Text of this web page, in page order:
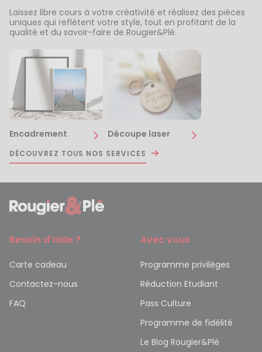
Laissez libre cours à votre créativité et réalisez des pièces
uniques qui reflètent votre style, tout en profitant de la
qualité et du savoir-faire de Rougier&Plé.
Encadrement Découpe laser
DÉCOUVREZ TOUS NOS SERVICES
Besoin d’aide ?
Carte cadeau
Contactez-nous
FAQ
Avec vous
Programme privilèges
Réduction Etudiant
Pass Culture
Programme de fidélité
Le Blog Rougier&Plé